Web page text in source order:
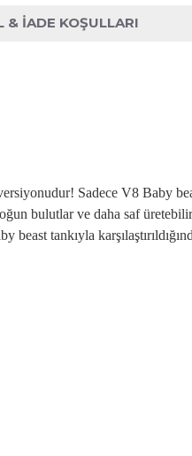
& İADE KOŞULLARI
Sadece V8 Baby
bulutlar ve daha saf
beast tankıyla